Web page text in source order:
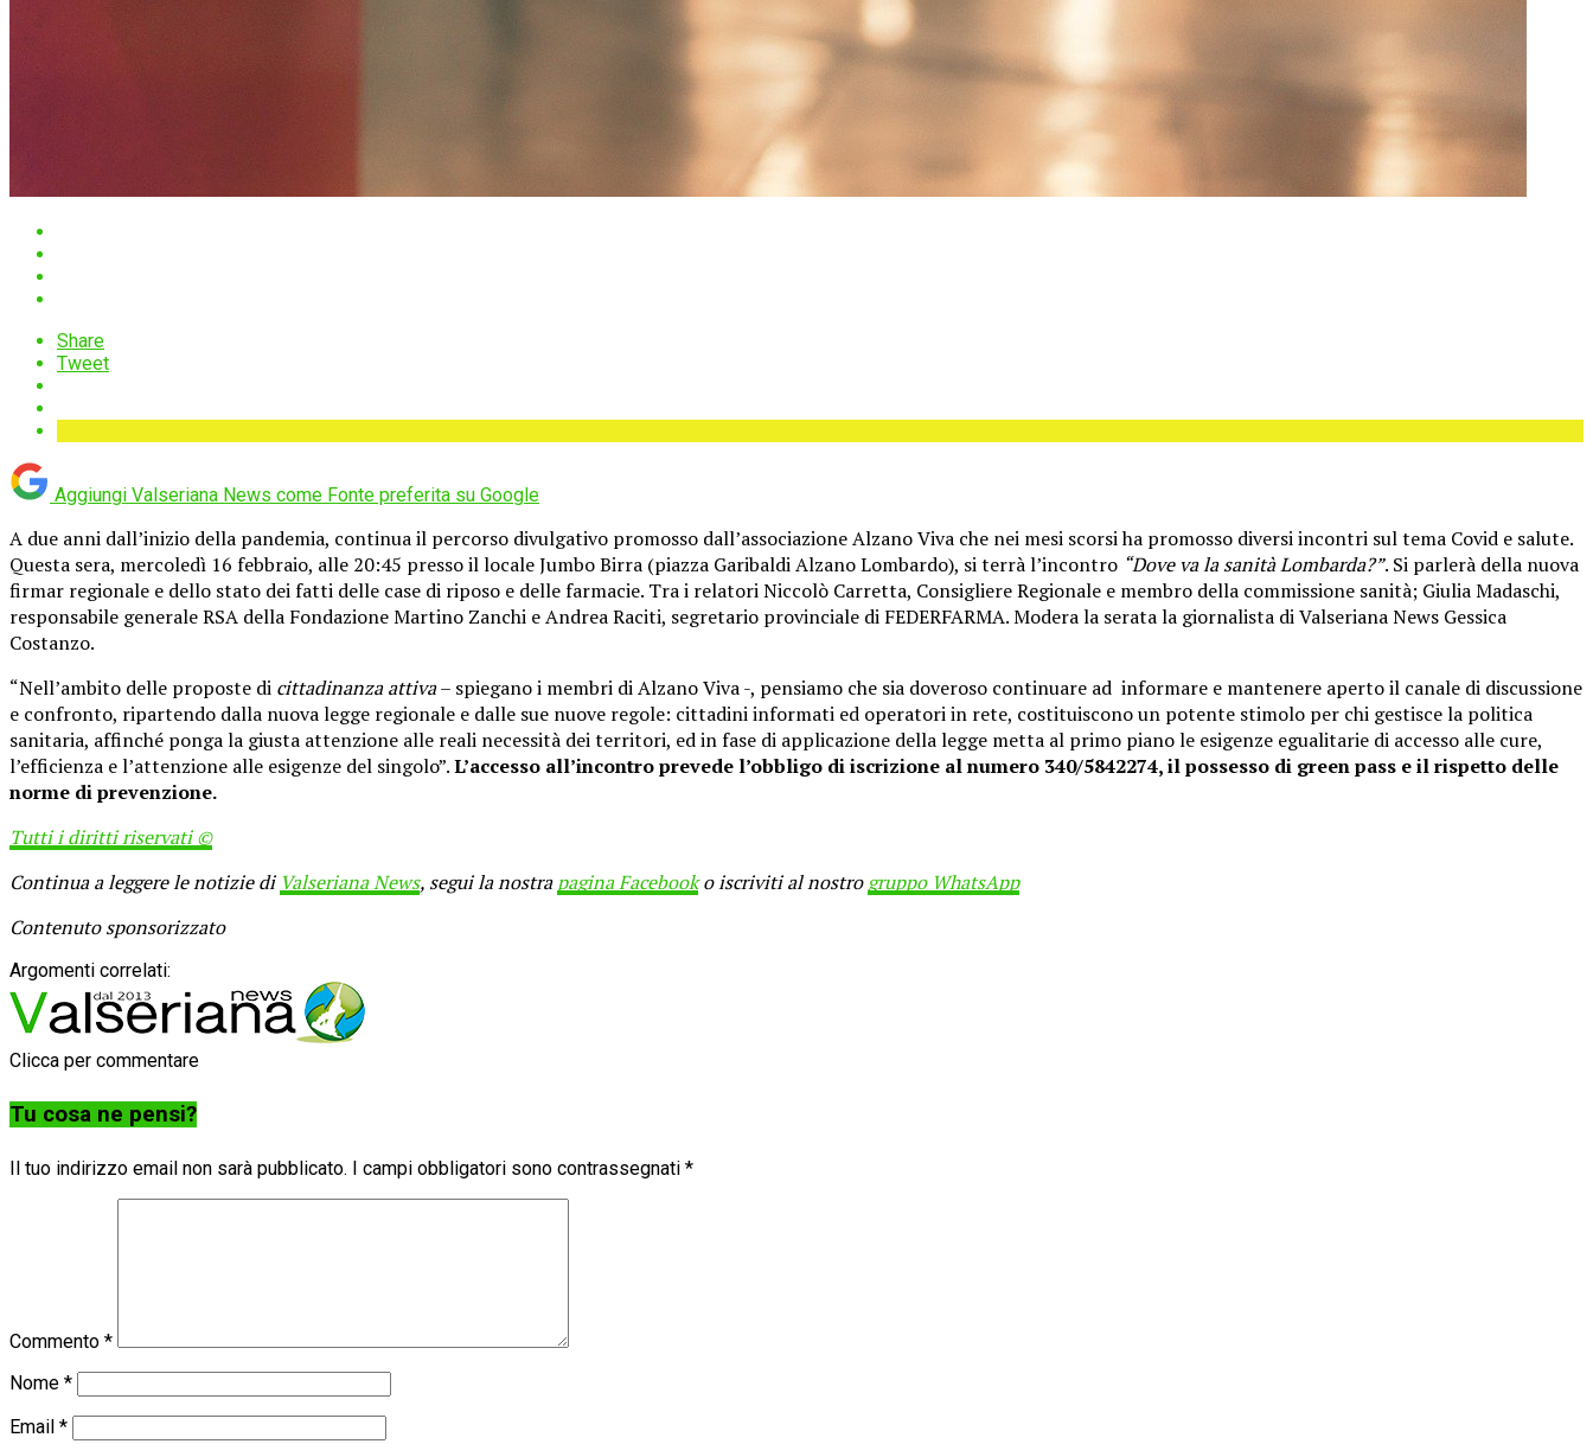
Share
Tweet
Aggiungi Valseriana News come Fonte preferita su Google
A due anni dall’inizio della pandemia, continua il percorso divulgativo promosso dall’associazione Alzano Viva che nei mesi scorsi ha promosso diversi incontri sul tema Covid e salute.
Questa sera, mercoledì 16 febbraio, alle 20:45 presso il locale Jumbo Birra (piazza Garibaldi Alzano Lombardo), si terrà l’incontro “Dove va la sanità Lombarda?”. Si parlerà della nuova
firmar regionale e dello stato dei fatti delle case di riposo e delle farmacie. Tra i relatori Niccolò Carretta, Consigliere Regionale e membro della commissione sanità; Giulia Madaschi,
responsabile generale RSA della Fondazione Martino Zanchi e Andrea Raciti, segretario provinciale di FEDERFARMA. Modera la serata la giornalista di Valseriana News Gessica
Costanzo.
“Nell’ambito delle proposte di cittadinanza attiva– spiegano i membri di Alzano Viva -, pensiamo che sia doveroso continuare ad informare e mantenere aperto il canale di discussione
e confronto, ripartendo dalla nuova legge regionale e dalle sue nuove regole: cittadini informati ed operatori in rete, costituiscono un potente stimolo per chi gestisce la politica
sanitaria, affinché ponga la giusta attenzione alle reali necessità dei territori, ed in fase di applicazione della legge metta al primo piano le esigenze egualitarie di accesso alle cure,
l’efficienza e l’attenzione alle esigenze del singolo”.L’accesso all’incontro prevede l’obbligo di iscrizione al numero 340/5842274, il possesso di green pass e il rispetto delle
norme di prevenzione.
Tutti i diritti riservati ©
Continua a leggere le notizie di Valseriana News, segui la nostrapagina Facebooko iscriviti al nostrogruppo WhatsApp
Contenuto sponsorizzato
Argomenti correlati:
Clicca per commentare
Tu cosa ne pensi?
Il tuo indirizzo email non sarà pubblicato. I campi obbligatori sono contrassegnati *
Commento *
Nome *
Email *